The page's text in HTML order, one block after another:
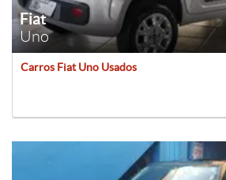
Fiat
Uno
Carros Fiat Uno Usados